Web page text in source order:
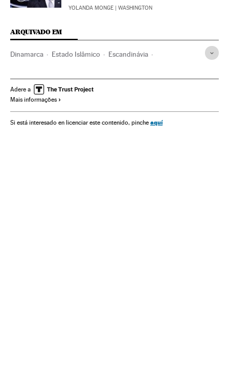
YOLANDA MONGE | WASHINGTON
ARQUIVADO EM
Dinamarca Estado Islâmico Escandinávia
Islã Grupos terroristas Terrorismo
Europa
Adere a
Mais informações
Si está interesado en licenciar este contenido, pinche aquí